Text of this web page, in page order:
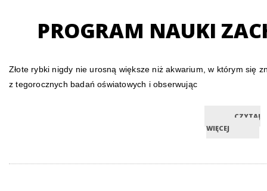
PROGRAM NAUKI
Złote rybki nigdy nie urosną większe niż akwarium, w którym się
z tegorocznych badań oświatowych i obserwując
CZYTAJ
WIĘCEJ